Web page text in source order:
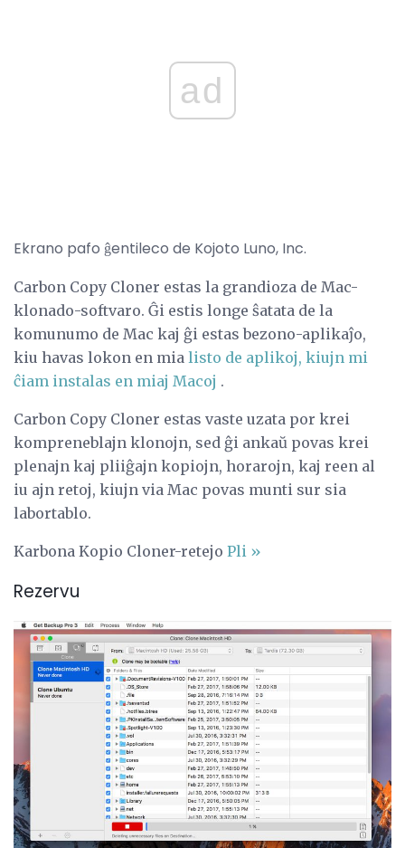
ad
Ekrano pafo ĝentileco de Kojoto Luno, Inc.
Carbon Copy Cloner estas la grandioza de Mac-
klonado-softvaro. Ĝi estis longe ŝatata de la
komunumo de Mac kaj ĝi estas bezono-aplikaĵo,
kiu havas lokon en mia listo de aplikoj, kiujn mi
ĉiam instalas en miaj Macoj .
Carbon Copy Cloner estas vaste uzata por krei
kompreneblajn klonojn, sed ĝi ankaŭ povas krei
plenajn kaj pliiĝajn kopiojn, horarojn, kaj reen al
iu ajn retoj, kiujn via Mac povas munti sur sia
labortablo.
Karbona Kopio Cloner-retejo Pli »
Rezervu